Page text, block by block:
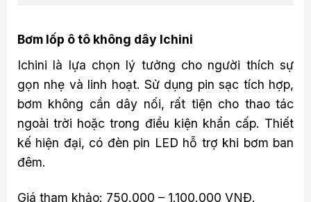
Bơm lốp ô tô không dây Ichini
Ichini là lựa chọn lý tưởng cho người thích sự
gọn nhẹ và linh hoạt. Sử dụng pin sạc tích hợp,
bơm không cần dây nối, rất tiện cho thao tác
ngoài trời hoặc trong điều kiện khẩn cấp. Thiết
kế hiện đại, có đèn pin LED hỗ trợ khi bơm ban
đêm.
Giá tham khảo: 750.000 – 1.100.000 VNĐ.